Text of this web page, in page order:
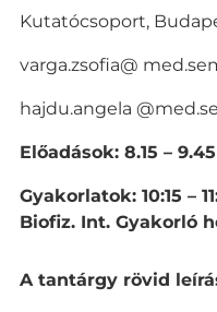
Kutatócsoport,
varga.zsofia@
hajdu.angela
Előadások: 8.15 –
Gyakorlatok: 10:15 –
Biofiz. Int. Gyakorló
A tantárgy rövid